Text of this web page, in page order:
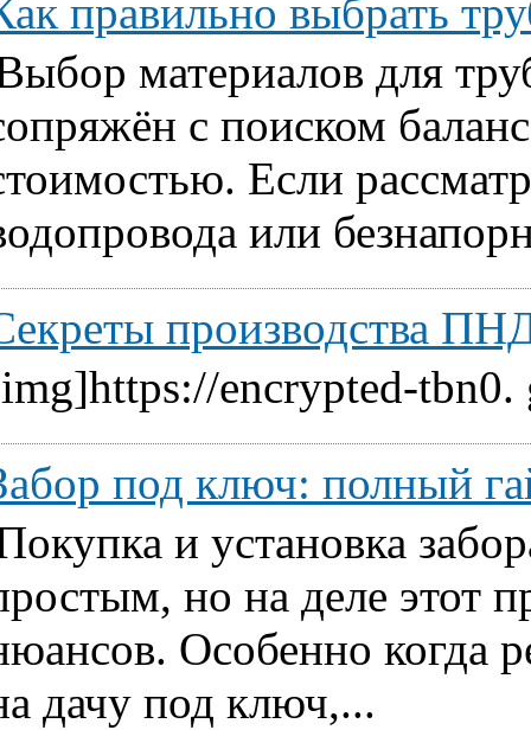
правильно выбрать
материалов для
с поиском
Если
или
производства
encrypted-tbn0.
под ключ: полный
и установка
но на деле этот
Особенно когда
дачу под ключ,...